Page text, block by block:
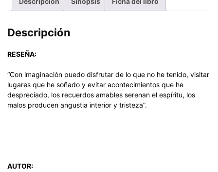
Descripción
RESEÑA:
“Con imaginación puedo disfrutar de lo que no he tenido, visitar
lugares que he soñado y evitar acontecimientos que he
despreciado, los recuerdos amables serenan el espíritu, los
malos producen angustia interior y tristeza”.
AUTOR: